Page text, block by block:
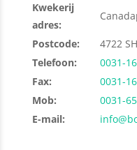
Kwekerij
adres:
Postcode:
4722
Telefoon:
0031-
Fax:
0031-
Mob:
0031-
E-mail: